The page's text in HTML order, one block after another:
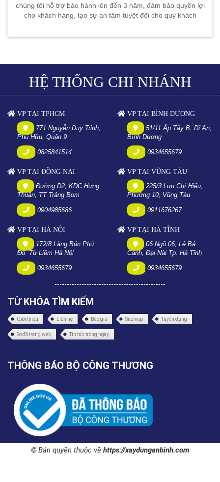
chúng tôi hỗ trợ bảo hành lên đến 3 năm, đảm bảo quyền lợi
cho khách hàng, tạo sự an tâm tuyệt đối cho quý khách
HỆ THỐNG CHI NHÁNH
VP TẠI TPHCM
771 Nguyễn Duy Trinh,
Phú Hữu, Quận 9
0825841514
VP TẠI BÌNH DƯƠNG
51/11 Ấp Tây B, Dĩ An,
Bình Dương
0934655679
VP TẠI ĐỒNG NAI
Đường D2, KDC Hưng
Thuận, TT Trảng Bom
0904985686
VP TẠI VŨNG TÀU
225/3 Lưu Chí Hiếu,
Phường 10, Vũng Tàu
0911676267
VP TẠI HÀ NỘI
172/8 Làng Bún Phú
Đô. Từ Liêm Hà Nội
0934655679
VP TẠI HÀ TĨNH
06 Ngõ 06, Lê Bá
Cảnh, Đại Nài Tp. Hà Tĩnh
0934655679
TỪ KHÓA TÌM KIẾM
Giới thiệu Liên hệ Báo giá Sitemap Tuyển dụng
Sơ đồ trang web Tin tức trong ngày
THÔNG BÁO BỘ CÔNG THƯƠNG
© Bản quyền thuộc về https://xaydunganbinh.com